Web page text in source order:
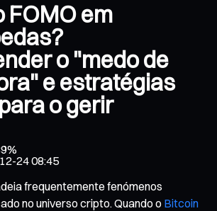
FOMO em
o "medo de
e estratégias
o gerir
24 08:45
frequentemente fenómenos
no universo cripto. Quando o Bitcoin